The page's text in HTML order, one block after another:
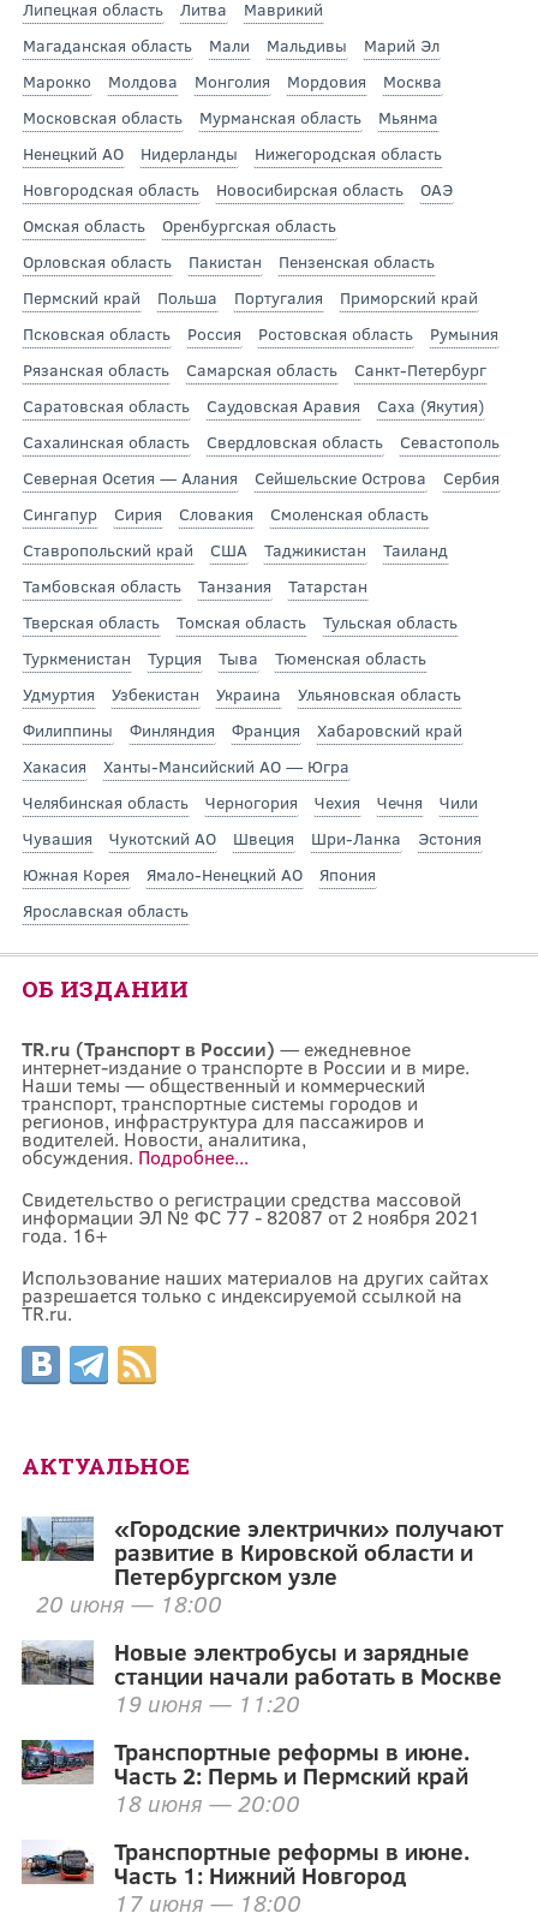
Липецкая область
Литва
Маврикий
Магаданская область
Мали Мальдивы
Марий Эл
Марокко
Молдова Монголия Мордовия
Москва
Московская область
Мурманская область
Мьянма
Ненецкий АО
Нидерланды
Нижегородская область
Новгородская область
Новосибирская область
ОАЭ
Омская область
Оренбургская область
Орловская область
Пакистан
Пензенская область
Пермский край
Польша Португалия
Приморский край
Псковская область
Россия Ростовская область
Румыния
Рязанская область
Самарская область
Санкт-Петербург
Саратовская область
Саудовская Аравия
Саха (Якутия)
Сахалинская область
Свердловская область
Севастополь
Северная Осетия — Алания
Сейшельские Острова
Сербия
Сингапур
Сирия Словакия
Смоленская область
Ставропольский край
США Таджикистан
Таиланд
Тамбовская область
Танзания
Татарстан
Тверская область
Томская область
Тульская область
Туркменистан
Турция Тыва
Тюменская область
Удмуртия
Узбекистан Украина
Ульяновская область
Филиппины
Финляндия Франция
Хабаровский край
Хакасия
Ханты-Мансийский АО — Югра
Челябинская область
Черногория Чехия Чечня
Чили
Чувашия
Чукотский АО Швеция Шри-Ланка
Эстония
Южная Корея
Ямало-Ненецкий АО
Япония
Ярославская область
ОБ ИЗДАНИИ
TR.ru (Транспорт в России) — ежедневное
интернет-издание о транспорте в России и в мире.
Наши темы — общественный и коммерческий
транспорт, транспортные системы городов и
регионов, инфраструктура для пассажиров и
водителей. Новости, аналитика,
обсуждения. Подробнее...
Свидетельство о регистрации средства массовой
информации ЭЛ № ФС 77 - 82087 от 2 ноября 2021
года. 16+
Использование наших материалов на других сайтах
разрешается только с индексируемой ссылкой на
TR.ru.
АКТУАЛЬНОЕ
«Городские электрички» получают
развитие в Кировской области и
Петербургском узле
20 июня — 18:00
Новые электробусы и зарядные
станции начали работать в Москве
19 июня — 11:20
Транспортные реформы в июне.
Часть 2: Пермь и Пермский край
18 июня — 20:00
Транспортные реформы в июне.
Часть 1: Нижний Новгород
17 июня — 18:00